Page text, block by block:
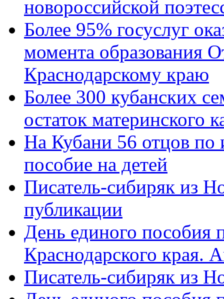
новороссийской
Более 95% госуслуг
момента образования
Краснодарскому краю
Более 300 кубанских
остаток материнского
На Кубани 56 отцов по
пособие на детей
Писатель-сибиряк из
публикации
День единого пособия
Краснодарского края.
Писатель-сибиряк из